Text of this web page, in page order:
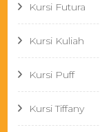
Kursi Futura
Kursi Kuliah
Kursi Puff
Kursi Tiffany